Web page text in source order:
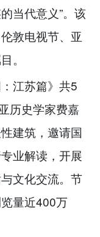
当代意义”。该
敦电视节、亚
。
江苏篇》共5
历史学家费嘉
建筑，邀请国
业解读，开展
文化交流。节
量近400万